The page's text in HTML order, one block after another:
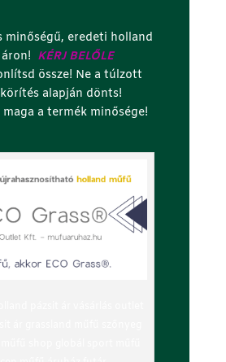
minőségű, eredeti holland
KÉRJ BELŐLE
össze! Ne a túlzott
alapján dönts!
a termék minősége!